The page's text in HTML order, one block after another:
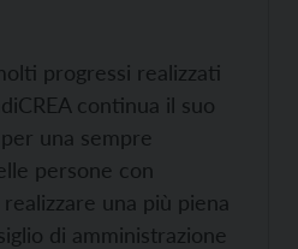
progressi realizzati
continua il suo
una sempre
persone con
una più piena
di amministrazione